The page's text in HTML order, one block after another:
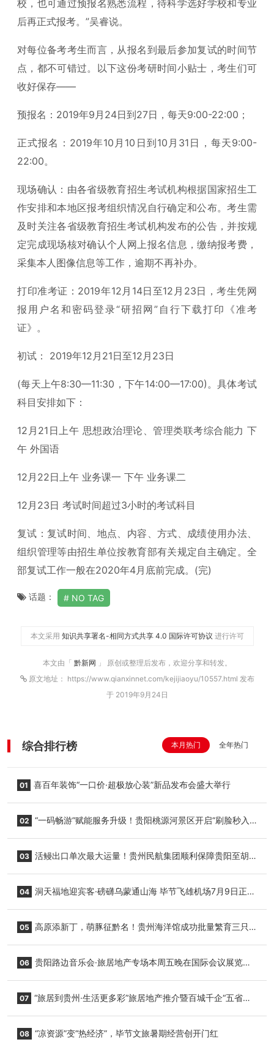
校，也可通过预报名熟悉流程，待科学选好学校和专业
后再正式报考。”吴睿说。
对每位备考考生而言，从报名到最后参加复试的时间节
点，都不可错过。以下这份考研时间小贴士，考生们可
收好保存——
预报名：2019年9月24日到27日，每天9:00-22:00；
正式报名：2019年10月10日到10月31日，每天9:00-
22:00。
现场确认：由各省级教育招生考试机构根据国家招生工
作安排和本地区报考组织情况自行确定和公布。考生需
及时关注各省级教育招生考试机构发布的公告，并按规
定完成现场核对确认个人网上报名信息，缴纳报考费，
采集本人图像信息等工作，逾期不再补办。
打印准考证：2019年12月14日至12月23日，考生凭网
报用户名和密码登录“研招网”自行下载打印《准考
证》。
初试： 2019年12月21日至12月23日
(每天上午8:30—11:30，下午14:00—17:00)。具体考试
科目安排如下：
12月21日上午 思想政治理论、管理类联考综合能力 下
午 外国语
12月22日上午 业务课一 下午 业务课二
12月23日 考试时间超过3小时的考试科目
复试：复试时间、地点、内容、方式、成绩使用办法、
组织管理等由招生单位按教育部有关规定自主确定。全
部复试工作一般在2020年4月底前完成。(完)
话题： NO TAG
本文采用 知识共享署名-相同方式共享 4.0 国际许可协议 进行许可
本文由「 黔新网 」 原创或整理后发布，欢迎分享和转发。
原文地址： https://www.qianxinnet.com/kejijiaoyu/10557.html 发布
于 2019年9月24日
综合排行榜 本月热门 全年热门
01 喜百年装饰“一口价·超极放心装”新品发布会盛大举行
02 “一码畅游”赋能服务升级！贵阳桃源河景区开启“刷脸秒入
03 活鳗出口单次最大运量！贵州民航集团顺利保障贵阳至胡
04 洞天福地迎宾客·磅礴乌蒙通山海 毕节飞雄机场7月9日正式
05 高原添新丁，萌豚征黔名！贵州海洋馆成功批量繁育三只
06 贵阳路边音乐会·旅居地产专场本周五晚在国际会议展览中
07 “旅居到贵州·生活更多彩”旅居地产推介暨百城千企“五省
08 “凉资源”变“热经济”，毕节文旅暑期经营创开门红